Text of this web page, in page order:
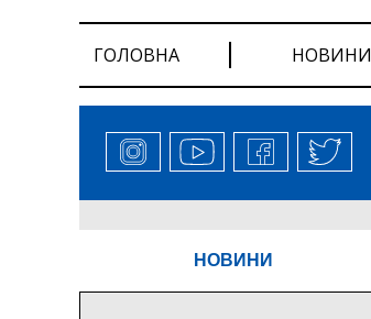
ГОЛОВНА НОВИНИ
НОВИНИ